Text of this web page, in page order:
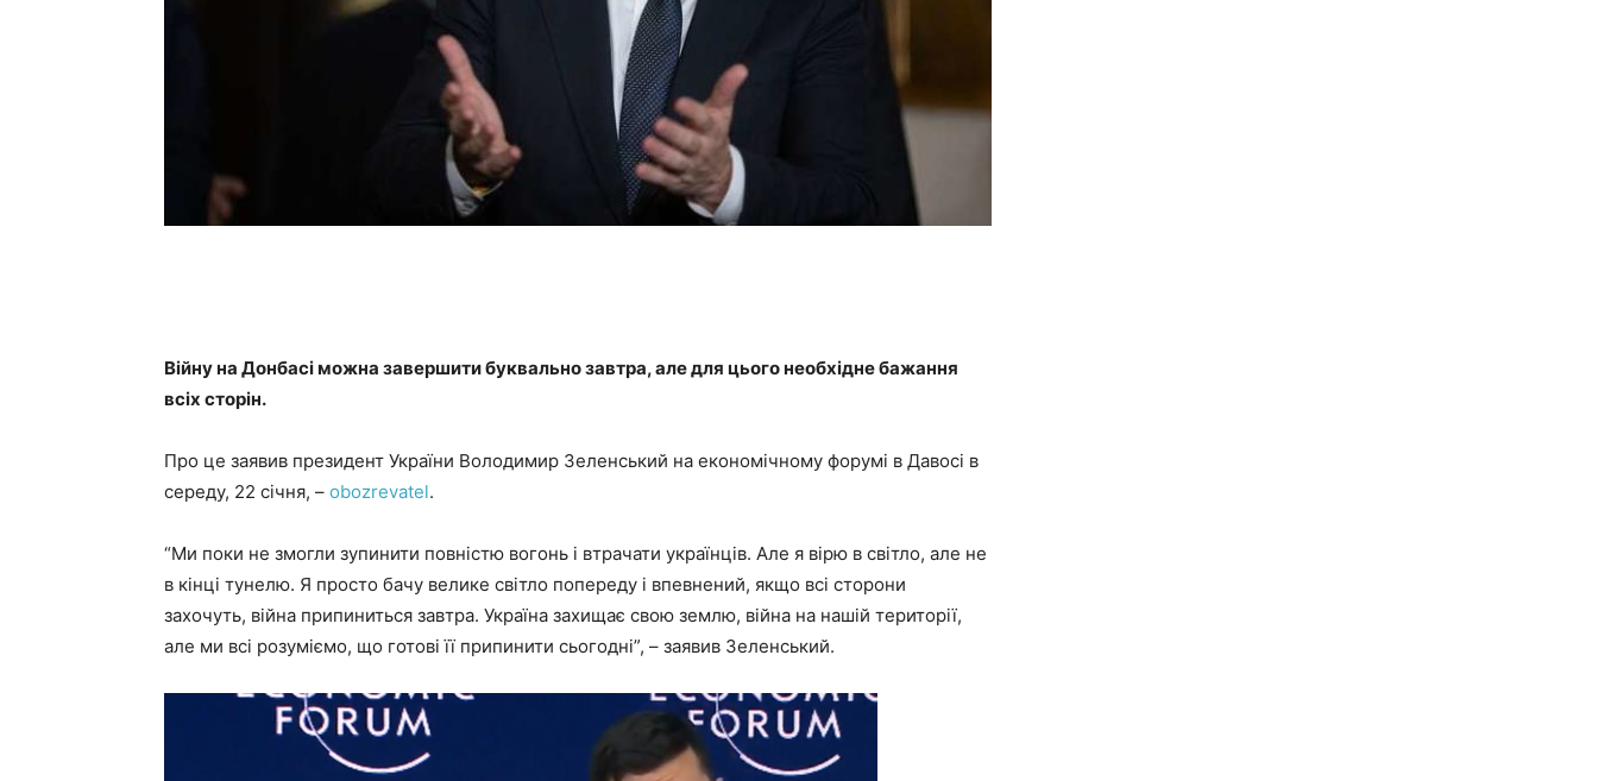
Війну на Донбасі можна завершити буквально завтра, але для цього необхідне бажання
всіх сторін.
Про це заявив президент України Володимир Зеленський на економічному форумі в Давосі в
середу, 22 січня, – obozrevatel.
“Ми поки не змогли зупинити повністю вогонь і втрачати українців. Але я вірю в світло, але не
в кінці тунелю. Я просто бачу велике світло попереду і впевнений, якщо всі сторони
захочуть, війна припиниться завтра. Україна захищає свою землю, війна на нашій території,
але ми всі розуміємо, що готові її припинити сьогодні”, – заявив Зеленський.